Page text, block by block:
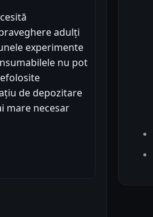
adulți
experimente
nu pot
de depozitare
mare necesar